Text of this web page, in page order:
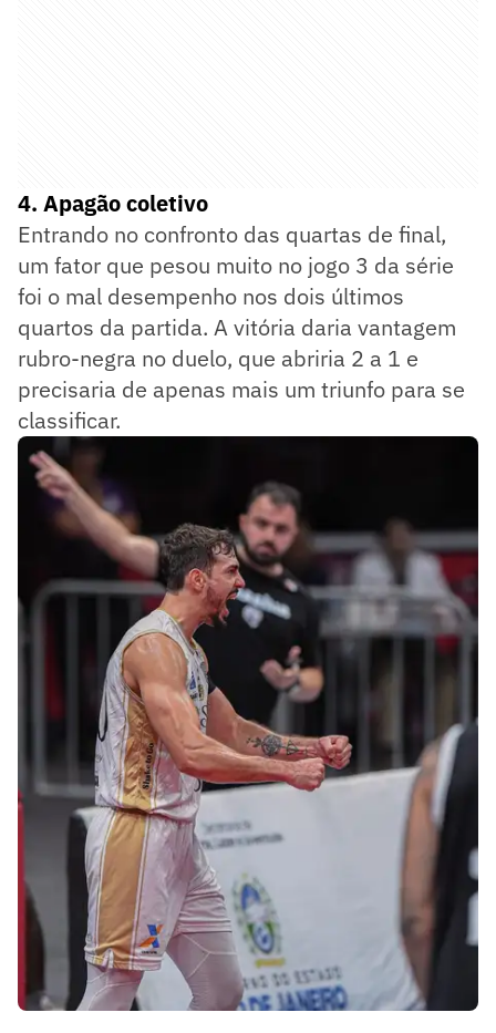
4. Apagão coletivo
Entrando no confronto das quartas de final,
um fator que pesou muito no jogo 3 da série
foi o mal desempenho nos dois últimos
quartos da partida. A vitória daria vantagem
rubro-negra no duelo, que abriria 2 a 1 e
precisaria de apenas mais um triunfo para se
classificar.